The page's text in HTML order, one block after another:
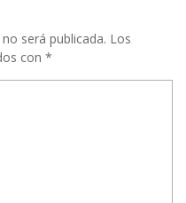
será publicada. Los
con *